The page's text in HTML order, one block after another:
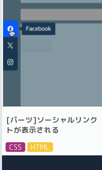
[パーツ]ソーシャルリンク
トが表示される
CSS HTML